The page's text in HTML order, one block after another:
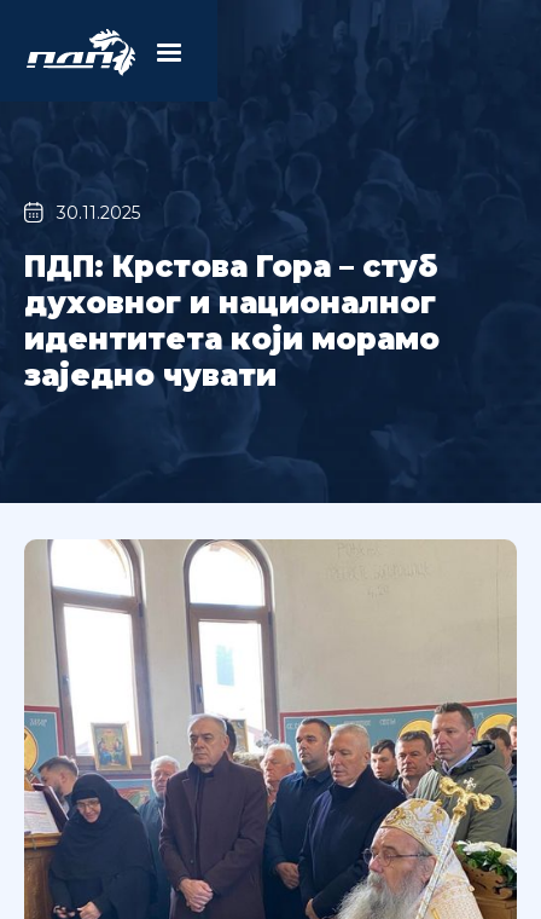
30.11.2025
ПДП: Крстова Гора – стуб
духовног и националног
идентитета који морамо
заједно чувати